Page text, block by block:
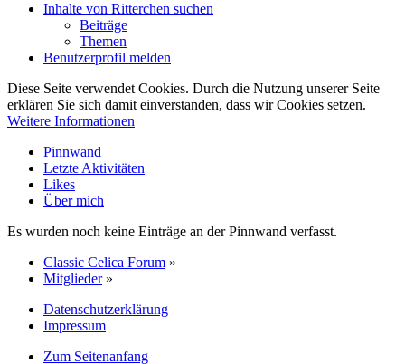
Inhalte von Ritterchen suchen
Beiträge
Themen
Benutzerprofil melden
Diese Seite verwendet Cookies. Durch die Nutzung unserer Seite
erklären Sie sich damit einverstanden, dass wir Cookies setzen.
Weitere Informationen
Pinnwand
Letzte Aktivitäten
Likes
Über mich
Es wurden noch keine Einträge an der Pinnwand verfasst.
Classic Celica Forum »
Mitglieder »
Datenschutzerklärung
Impressum
Zum Seitenanfang